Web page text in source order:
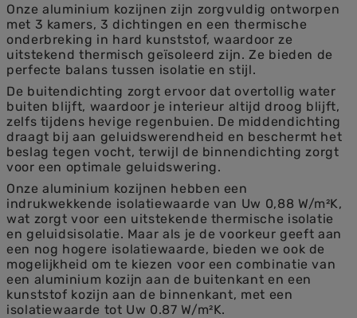
Onze aluminium kozijnen zijn zorgvuldig ontworpen
met 3 kamers, 3 dichtingen en een thermische
onderbreking in hard kunststof, waardoor ze
uitstekend thermisch geïsoleerd zijn. Ze bieden de
perfecte balans tussen isolatie en stijl.
De buitendichting zorgt ervoor dat overtollig water
buiten blijft, waardoor je interieur altijd droog blijft,
zelfs tijdens hevige regenbuien. De middendichting
draagt bij aan geluidswerendheid en beschermt het
beslag tegen vocht, terwijl de binnendichting zorgt
voor een optimale geluidswering.
Onze aluminium kozijnen hebben een
indrukwekkende isolatiewaarde van Uw 0,88 W/m²K,
wat zorgt voor een uitstekende thermische isolatie
en geluidsisolatie. Maar als je de voorkeur geeft aan
een nog hogere isolatiewaarde, bieden we ook de
mogelijkheid om te kiezen voor een combinatie van
een aluminium kozijn aan de buitenkant en een
kunststof kozijn aan de binnenkant, met een
isolatiewaarde tot Uw 0.87 W/m²K.